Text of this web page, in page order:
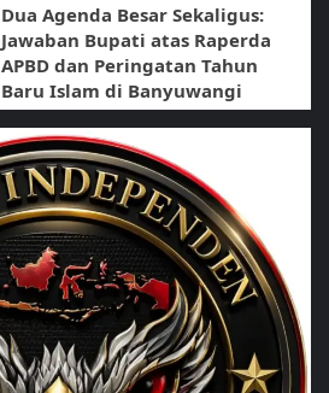
Dua Agenda Besar Sekaligus:
Jawaban Bupati atas Raperda
APBD dan Peringatan Tahun
Baru Islam di Banyuwangi